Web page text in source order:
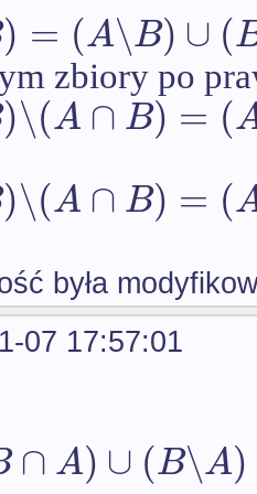
) = (A∖B) ∪ (
zbiory po
)∖(A ∩ B) = (
)∖(A ∩ B) = (
była
07 17:57:01
∩ A) ∪ (B∖A)